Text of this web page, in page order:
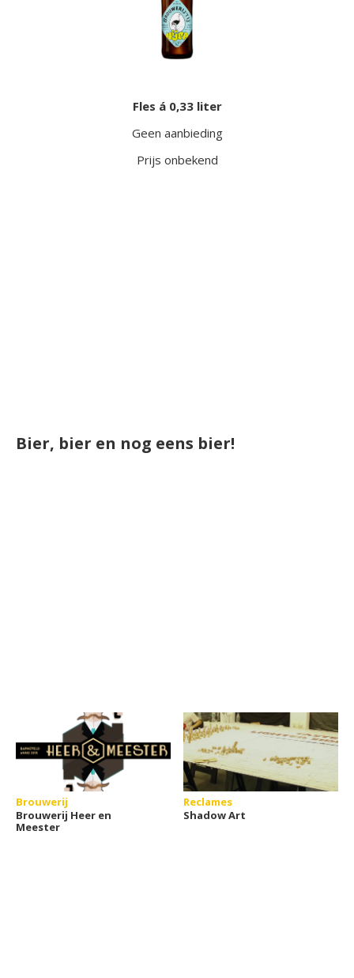
Fles á 0,33 liter
Geen aanbieding
Prijs onbekend
Bier, bier en nog eens bier!
Brouwerij
Brouwerij Heer en
Meester
Reclames
Shadow Art